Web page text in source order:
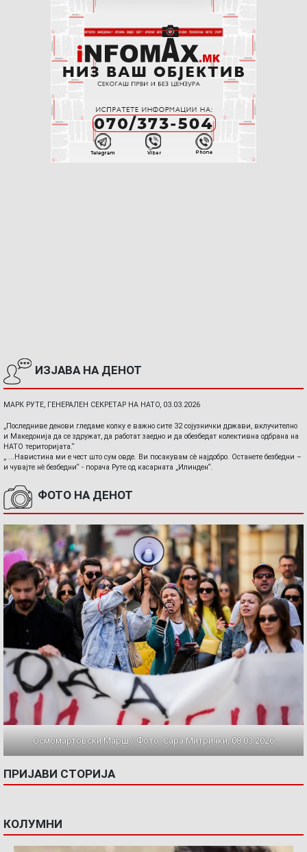
ИЗЈАВА НА ДЕНОТ
МАРК РУТЕ, ГЕНЕРАЛЕН СЕКРЕТАР НА НАТО, 03.03.2026
„Последниве денови гледаме колку е важно сите 32 сојузнички држави, вклучително
и Македонија да се здружат, да работат заедно и да обезбедат колективна одбрана на
НАТО територијата.“
„ ...Навистина ми е чест што сум овде. Ви посакувам сè најдобро. Останете безбедни –
и чувајте нè безбедни“ - порача Руте од касарната „Илинден“.
ФОТО НА ДЕНОТ
Осмомартовски Марш / Фото: Сара Митрички, 08.03.2026
ПРИЈАВИ СТОРИЈА
КОЛУМНИ